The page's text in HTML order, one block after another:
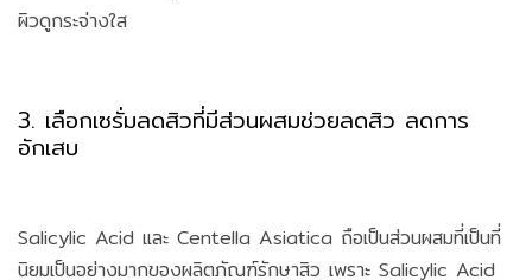
ผิวดูกระจ่างใส
3. เลือกเซรั่มลดสิวที่มีส่วนผสมช่วยลดสิว ลดการ
อักเสบ
Salicylic Acid และ Centella Asiatica ถือเป็นส่วนผสมที่เป็นที่
นิยมเป็นอย่างมากของผลิตภัณฑ์รักษาสิว เพราะ Salicylic Acid